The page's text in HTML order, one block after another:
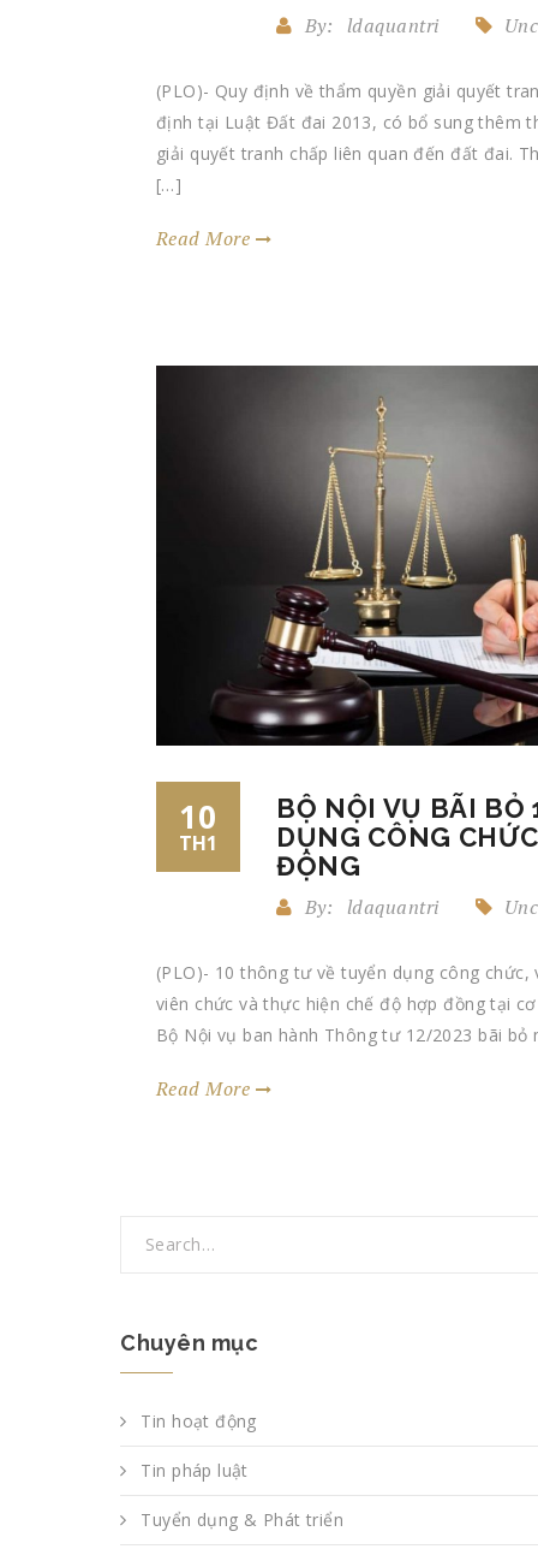
By: ldaquantri
(PLO)- Quy định về thẩm quyền giải quyết
định tại Luật Đất đai 2013, có bổ sung thêm
giải quyết tranh chấp liên quan đến đất đai.
[…]
Read More
10
TH1
BỘ NỘI VỤ BÃI BỎ
DỤNG CÔNG
ĐỘNG
By: ldaquantri
(PLO)- 10 thông tư về tuyển dụng công
viên chức và thực hiện chế độ hợp đồng tại
Bộ Nội vụ ban hành Thông tư 12/2023 bãi
Read More
Chuyên mục
Tin hoạt động
Tin pháp luật
Tuyển dụng & Phát triển